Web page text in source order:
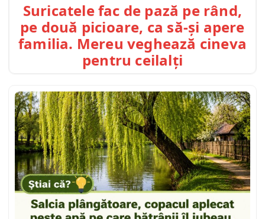
Suricatele fac de pază pe rând,
pe două picioare, ca să-și apere
familia. Mereu veghează cineva
pentru ceilalți